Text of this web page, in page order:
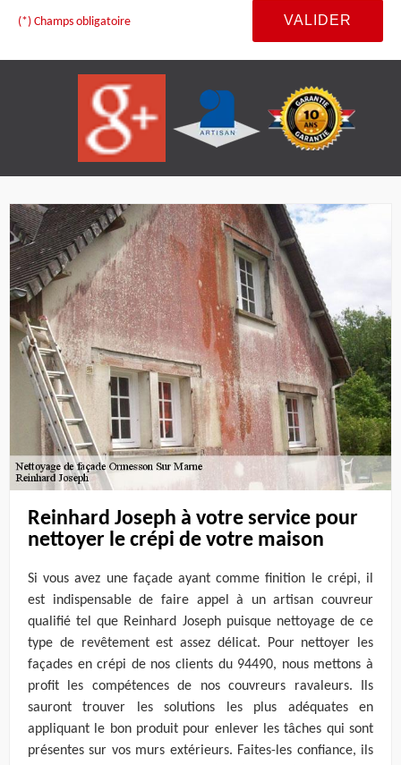
(*) Champs obligatoire
Reinhard Joseph à votre service pour
nettoyer le crépi de votre maison
Si vous avez une façade ayant comme finition le crépi, il
est indispensable de faire appel à un artisan couvreur
qualifié tel que Reinhard Joseph puisque nettoyage de ce
type de revêtement est assez délicat. Pour nettoyer les
façades en crépi de nos clients du 94490, nous mettons à
profit les compétences de nos couvreurs ravaleurs. Ils
sauront trouver les solutions les plus adéquates en
appliquant le bon produit pour enlever les tâches qui sont
présentes sur vos murs extérieurs. Faites-les confiance, ils